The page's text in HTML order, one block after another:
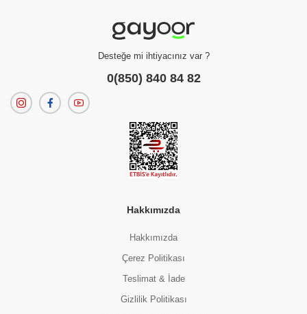
Desteğe mi ihtiyacınız var ?
0(850) 840 84 82
Hakkımızda
Hakkımızda
Çerez Politikası
Teslimat & İade
Gizlilik Politikası